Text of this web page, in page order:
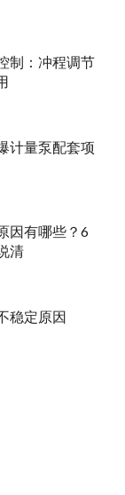
制：冲程调节
计量泵配套项
因有哪些？6
清
稳定原因